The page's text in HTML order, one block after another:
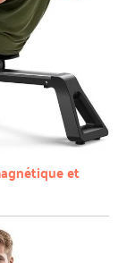
et